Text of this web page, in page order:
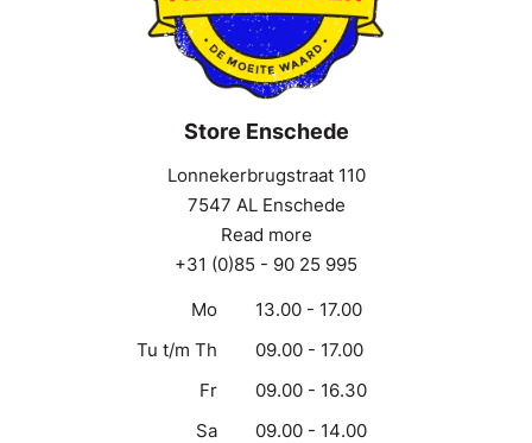
Store Enschede
Lonnekerbrugstraat 110
7547 AL Enschede
Read more
+31 (0)85 - 90 25 995
Mo
13.00 - 17.00
Tu t/m Th
09.00 - 17.00
Fr
09.00 - 16.30
Sa
09.00 - 14.00